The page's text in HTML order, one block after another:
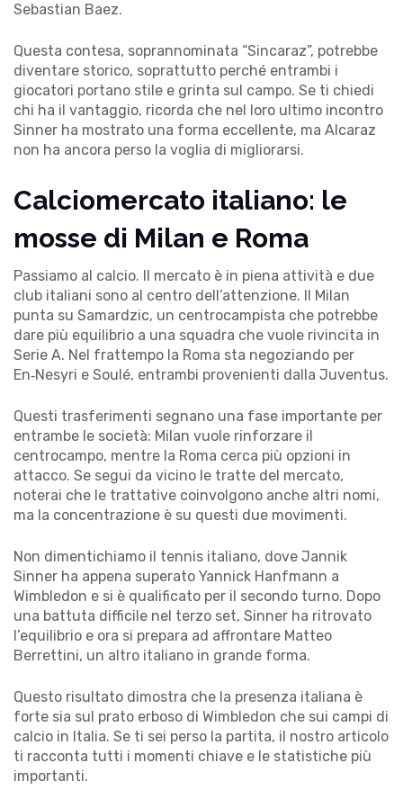
Sebastian Baez.
Questa contesa, soprannominata “Sincaraz”, potrebbe
diventare storico, soprattutto perché entrambi i
giocatori portano stile e grinta sul campo. Se ti chiedi
chi ha il vantaggio, ricorda che nel loro ultimo incontro
Sinner ha mostrato una forma eccellente, ma Alcaraz
non ha ancora perso la voglia di migliorarsi.
Calciomercato italiano: le
mosse di Milan e Roma
Passiamo al calcio. Il mercato è in piena attività e due
club italiani sono al centro dell’attenzione. Il Milan
punta su Samardzic, un centrocampista che potrebbe
dare più equilibrio a una squadra che vuole rivincita in
Serie A. Nel frattempo la Roma sta negoziando per
En‑Nesyri e Soulé, entrambi provenienti dalla Juventus.
Questi trasferimenti segnano una fase importante per
entrambe le società: Milan vuole rinforzare il
centrocampo, mentre la Roma cerca più opzioni in
attacco. Se segui da vicino le tratte del mercato,
noterai che le trattative coinvolgono anche altri nomi,
ma la concentrazione è su questi due movimenti.
Non dimentichiamo il tennis italiano, dove Jannik
Sinner ha appena superato Yannick Hanfmann a
Wimbledon e si è qualificato per il secondo turno. Dopo
una battuta difficile nel terzo set, Sinner ha ritrovato
l’equilibrio e ora si prepara ad affrontare Matteo
Berrettini, un altro italiano in grande forma.
Questo risultato dimostra che la presenza italiana è
forte sia sul prato erboso di Wimbledon che sui campi di
calcio in Italia. Se ti sei perso la partita, il nostro articolo
ti racconta tutti i momenti chiave e le statistiche più
importanti.